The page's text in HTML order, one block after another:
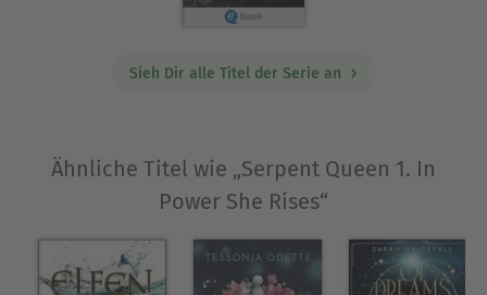
Sieh Dir alle Titel der Serie an
Ähnliche Titel wie „Serpent Queen 1. In
Power She Rises“